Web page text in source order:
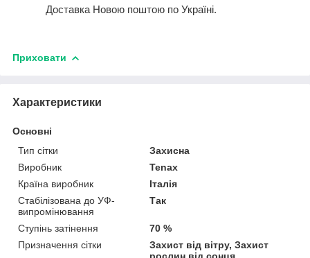
Доставка Новою поштою по Україні.
Приховати
Характеристики
Основні
Тип сітки
Захисна
Виробник
Tenax
Країна виробник
Італія
Стабілізована до УФ-
випромінювання
Так
Ступінь затінення
70 %
Призначення сітки
Захист від вітру, Захист
рослин від сонця